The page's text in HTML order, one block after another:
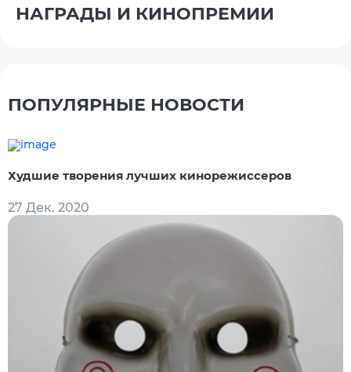
НАГРАДЫ И КИНОПРЕМИИ
ПОПУЛЯРНЫЕ НОВОСТИ
Худшие творения лучших кинорежиссеров
27 Дек. 2020